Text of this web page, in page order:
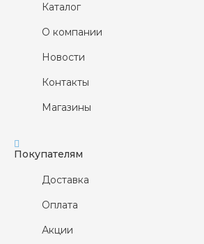
Каталог
О компании
Новости
Контакты
Магазины
Покупателям
Доставка
Оплата
Акции